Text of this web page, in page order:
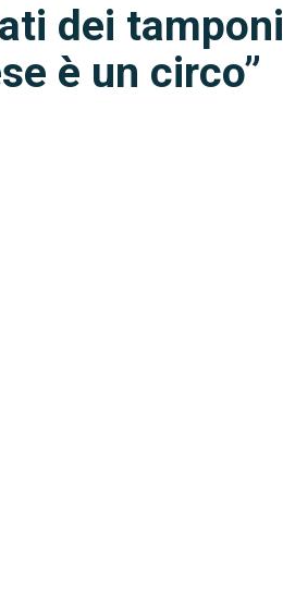
dei tamponi
è un circo”